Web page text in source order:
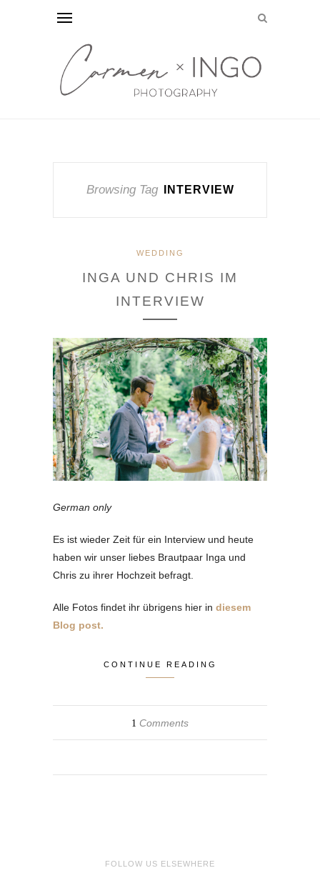
Browsing Tag INTERVIEW
WEDDING
INGA UND CHRIS IM
INTERVIEW
German only
Es ist wieder Zeit für ein Interview und heute
haben wir unser liebes Brautpaar Inga und
Chris zu ihrer Hochzeit befragt.
Alle Fotos findet ihr übrigens hier in diesem
Blog post.
CONTINUE READING
1 Comments
FOLLOW US ELSEWHERE